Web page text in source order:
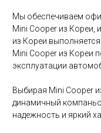
Мы обеспечиваем
Mini Cooper из Кореи,
из Кореи
Mini Cooper из Кореи
эксплуатации
Выбирая Mini Cooper
динамичный
надежность и яркий